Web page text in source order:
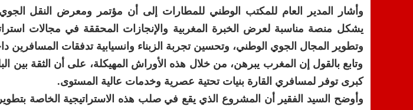
يشكل منصة مناسبة لعرض الخبرة المغربية والإنجازات المحققة في مجالات
وتطوير المجال الجوي الوطني، وتحسين تجربة الزبناء وانسيابية تدفقات المسافرين
وتابع بالقول إن المغرب يبرهن، من خلال هذه الأوراش المهيكلة، على أن الثقة بين
كبرى توفر لمسافري القارة بنيات تحتية عصرية وخدمات عالية المستوى.
وأوضح السيد الفقير أن المشروع الذي يقع في صلب هذه الاستراتيجية الخاصة بتطوير